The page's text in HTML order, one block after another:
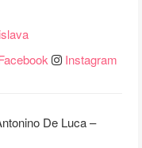
Instagram
De Luca –